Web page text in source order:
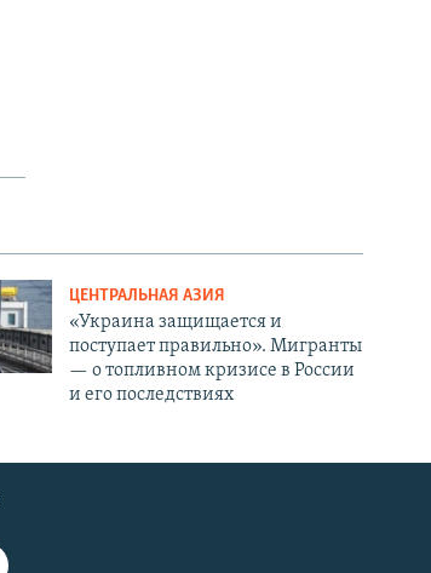
ЦЕНТРАЛЬНАЯ АЗИЯ
«Украина защищается и
поступает правильно». Мигранты
— о топливном кризисе в России
и его последствиях